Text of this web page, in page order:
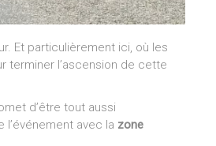
Et particulièrement ici, où les
terminer l’ascension de cette
d’être tout aussi
l’événement avec la zone